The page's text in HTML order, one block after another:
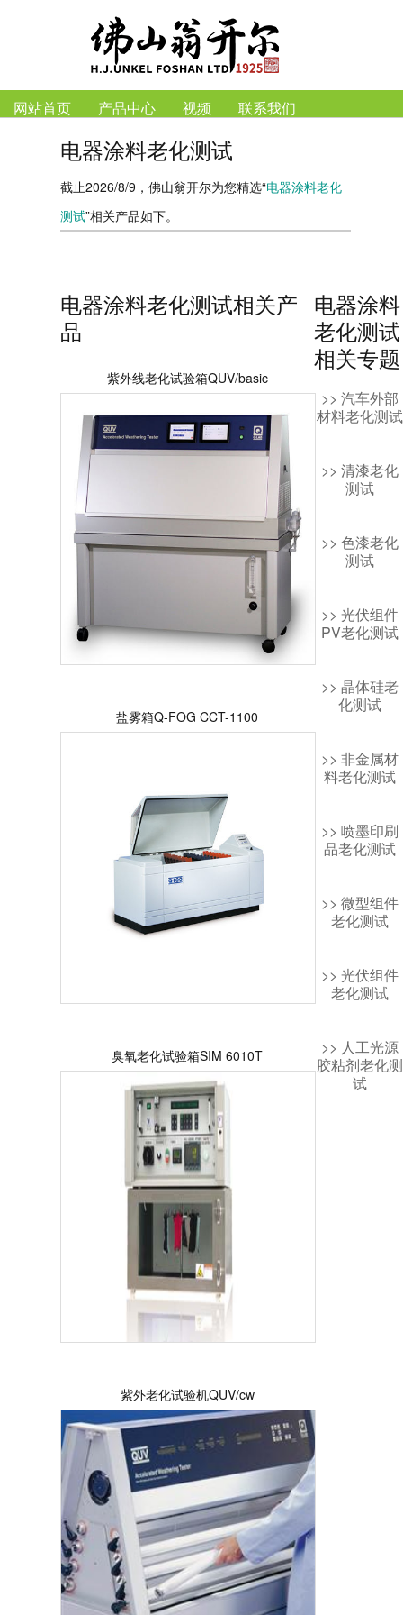
网站首页 产品中心 视频 联系我们
电器涂料老化测试
截止2026/8/9，佛山翁开尔为您精选“电器涂料老化
测试”相关产品如下。
电器涂料老化测试相关产
品
紫外线老化试验箱QUV/basic
盐雾箱Q-FOG CCT-1100
臭氧老化试验箱SIM 6010T
紫外老化试验机QUV/cw
电器涂料
老化测试
相关专题
>> 汽车外部
材料老化测试
>> 清漆老化
测试
>> 色漆老化
测试
>> 光伏组件
PV老化测试
>> 晶体硅老
化测试
>> 非金属材
料老化测试
>> 喷墨印刷
品老化测试
>> 微型组件
老化测试
>> 光伏组件
老化测试
>> 人工光源
胶粘剂老化测
试